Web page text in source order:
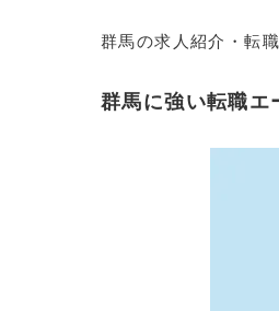
群馬の求人紹介・転
群馬に強い転職エ